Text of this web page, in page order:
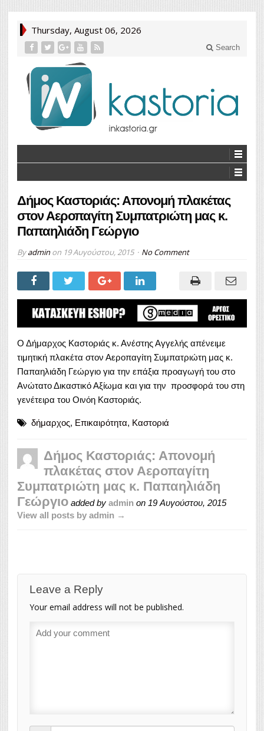
Thursday, August 06, 2026
Search
Δήμος Καστοριάς: Απονομή πλακέτας
στον Αεροπαγίτη Συμπατριώτη μας κ.
Παπαηλιάδη Γεώργιο
Byadminon 19 Αυγούστου, 2015 No Comment
Ο Δήμαρχος Καστοριάς κ. Ανέστης Αγγελής απένειμε
τιμητική πλακέτα στον Αεροπαγίτη Συμπατριώτη μας κ.
Παπαηλιάδη Γεώργιο για την επάξια προαγωγή του στο
Ανώτατο Δικαστικό Αξίωμα και για την προσφορά του στη
γενέτειρα του Οινόη Καστοριάς.
δήμαρχος, Επικαιρότητα, Καστοριά
Δήμος Καστοριάς: Απονομή
πλακέτας στον Αεροπαγίτη
Συμπατριώτη μας κ. Παπαηλιάδη
Γεώργιο added by admin on 19 Αυγούστου, 2015
View all posts by admin →
Leave a Reply
Your email address will not be published.